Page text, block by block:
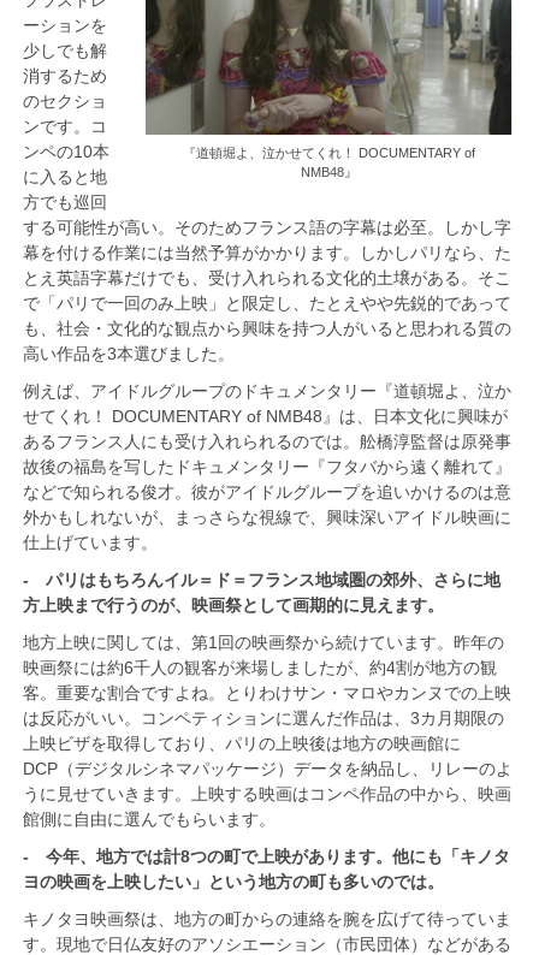
『道頓堀よ、泣かせてくれ！ DOCUMENTARY of
NMB48』
ーションを
少しでも解
消するため
のセクショ
ンです。コ
ンペの10本
に入ると地
方でも巡回
する可能性が高い。そのためフランス語の字幕は必至。しかし字
幕を付ける作業には当然予算がかかります。しかしパリなら、た
とえ英語字幕だけでも、受け入れられる文化的土壌がある。そこ
で「パリで一回のみ上映」と限定し、たとえやや先鋭的であって
も、社会・文化的な観点から興味を持つ人がいると思われる質の
高い作品を3本選びました。
例えば、アイドルグループのドキュメンタリー『道頓堀よ、泣か
せてくれ！ DOCUMENTARY of NMB48』は、日本文化に興味が
あるフランス人にも受け入れられるのでは。舩橋淳監督は原発事
故後の福島を写したドキュメンタリー『フタバから遠く離れて』
などで知られる俊才。彼がアイドルグループを追いかけるのは意
外かもしれないが、まっさらな視線で、興味深いアイドル映画に
仕上げています。
- パリはもちろんイル＝ド＝フランス地域圏の郊外、さらに地
方上映まで行うのが、映画祭として画期的に見えます。
地方上映に関しては、第1回の映画祭から続けています。昨年の
映画祭には約6千人の観客が来場しましたが、約4割が地方の観
客。重要な割合ですよね。とりわけサン・マロやカンヌでの上映
は反応がいい。コンペティションに選んだ作品は、3カ月期限の
上映ビザを取得しており、パリの上映後は地方の映画館に
DCP（デジタルシネマパッケージ）データを納品し、リレーのよ
うに見せていきます。上映する映画はコンペ作品の中から、映画
館側に自由に選んでもらいます。
- 今年、地方では計8つの町で上映があります。他にも「キノタ
ヨの映画を上映したい」という地方の町も多いのでは。
キノタヨ映画祭は、地方の町からの連絡を腕を広げて待っていま
す。現地で日仏友好のアソシエーション（市民団体）などがある